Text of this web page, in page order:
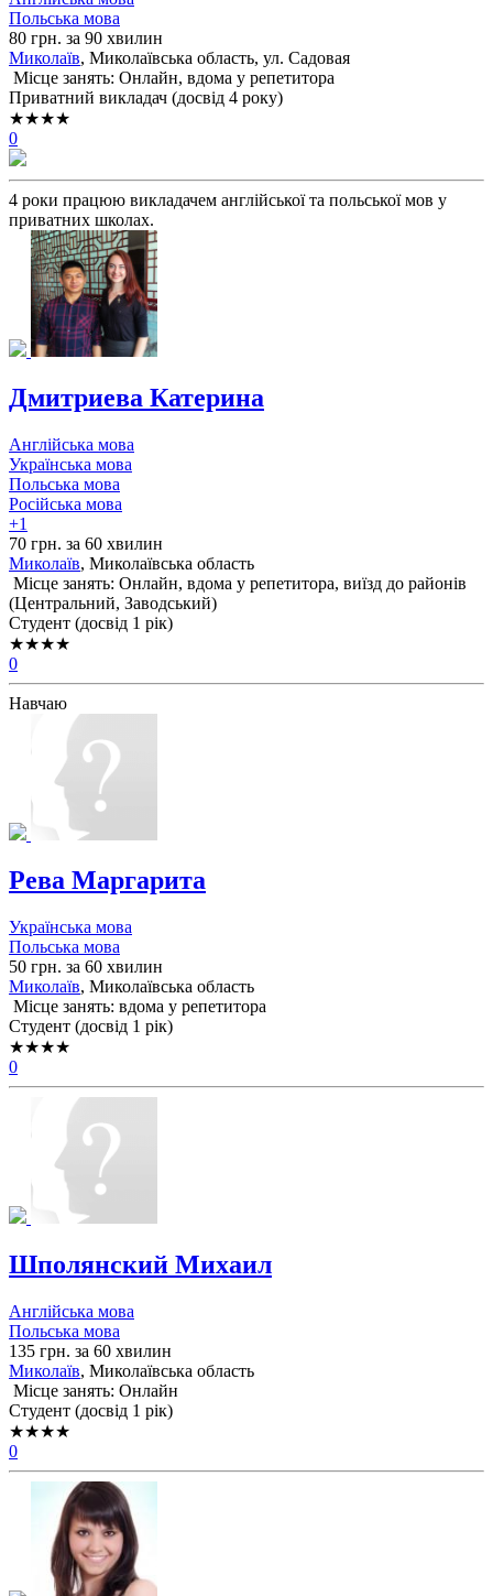
Польська мова
80 грн. за 90 хвилин
Миколаїв, Миколаївська область, ул. Садовая
Місце занять: Онлайн, вдома у репетитора
Приватний викладач (досвід 4 року)
★★★★
0
4 роки працюю викладачем англійської та польської мов у
приватних школах.
Дмитриева Катерина
Англійська мова
Українська мова
Польська мова
Російська мова
+1
70 грн. за 60 хвилин
Миколаїв, Миколаївська область
Місце занять: Онлайн, вдома у репетитора, виїзд до районів
(Центральний, Заводський)
Cтудент (досвід 1 рік)
★★★★
0
Навчаю
Рева Маргарита
Українська мова
Польська мова
50 грн. за 60 хвилин
Миколаїв, Миколаївська область
Місце занять: вдома у репетитора
Cтудент (досвід 1 рік)
★★★★
0
Шполянский Михаил
Англійська мова
Польська мова
135 грн. за 60 хвилин
Миколаїв, Миколаївська область
Місце занять: Онлайн
Cтудент (досвід 1 рік)
★★★★
0